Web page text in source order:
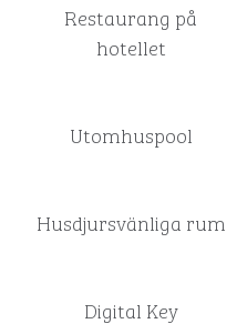
Restaurang på
hotellet
Utomhuspool
Husdjursvänliga rum
Digital Key